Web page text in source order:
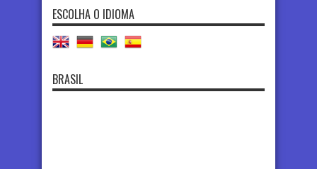
ESCOLHA O IDIOMA
BRASIL